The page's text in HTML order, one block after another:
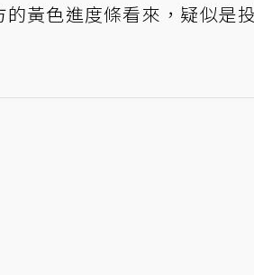
黃色進度條看來，疑似是